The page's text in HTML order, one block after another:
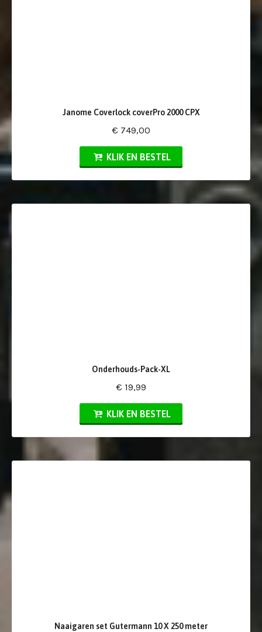
Janome Coverlock coverPro 2000 CPX
€ 749,00
KLIK EN BESTEL
Onderhouds-Pack-XL
€ 19,99
KLIK EN BESTEL
Naaigaren set Gutermann 10 X 250 meter